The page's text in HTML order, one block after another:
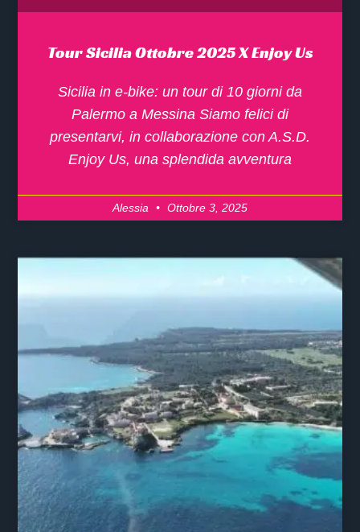
Tour Sicilia Ottobre 2025 X Enjoy Us
Sicilia in e-bike: un tour di 10 giorni da
Palermo a Messina Siamo felici di
presentarvi, in collaborazione con A.S.D.
Enjoy Us, una splendida avventura
Alessia Ottobre 3, 2025